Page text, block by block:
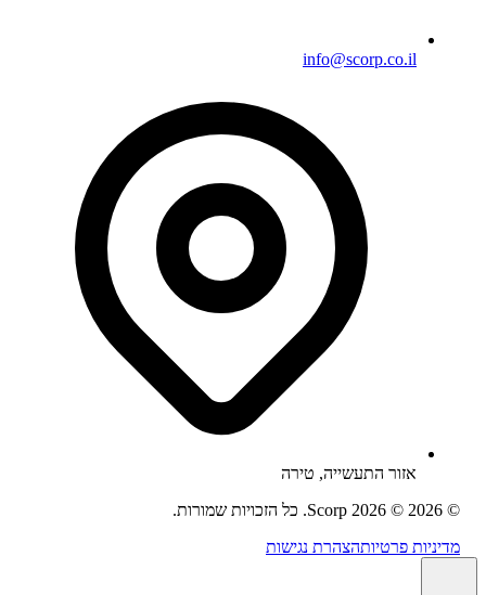
info@scorp.co.il
אזור התעשייה, טירה
2026 © 2026 Scorp. כל הזכויות שמורות.
פרטיותהצהרת נגישות